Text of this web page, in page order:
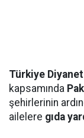
Türkiye Diyanet
kapsamında
şehirlerinin
ailelere gıda